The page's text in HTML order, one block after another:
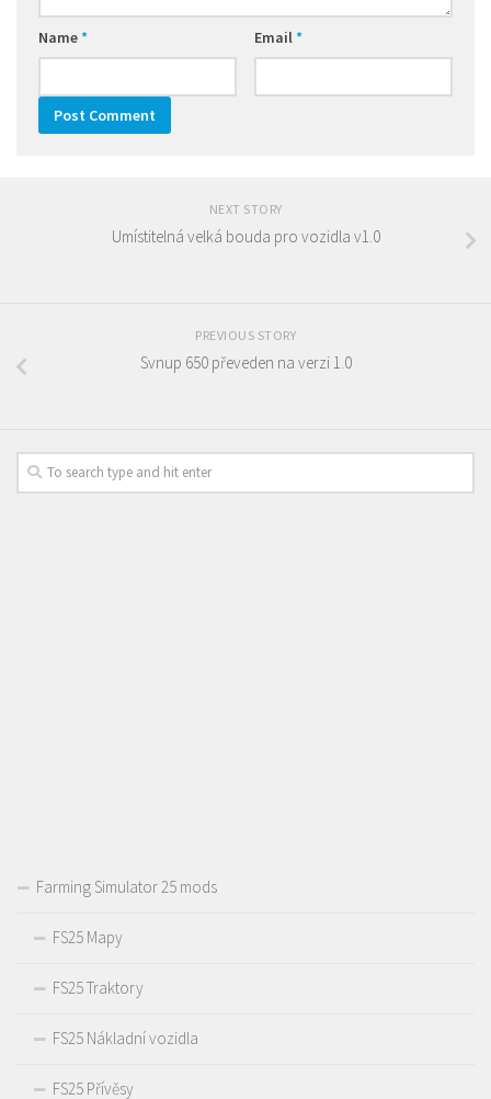
Name* Email*
NEXT STORY
Umístitelná velká bouda pro vozidla v1.0
PREVIOUS STORY
Svnup 650 převeden na verzi 1.0
Farming Simulator 25 mods
FS25 Mapy
FS25 Traktory
FS25 Nákladní vozidla
FS25 Přívěsy